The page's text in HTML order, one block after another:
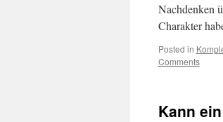
Nachdenken
Charakter
Posted in
Comments
Kann